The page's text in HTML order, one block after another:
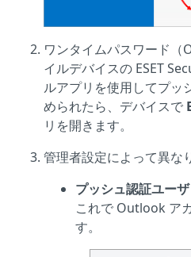
ワンタイムパスワード（
イルデバイスの ESET
ルアプリを使用してプッ
められたら、デバイスで
リを開きます。
管理者設定によって異な
プッシュ認証ユーザ
これで Outlook ア
す。